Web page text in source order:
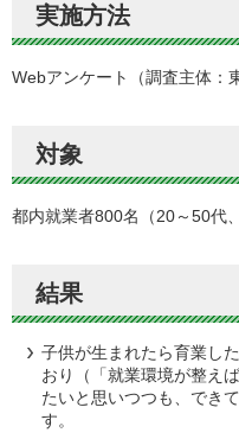
実施方法
Webアンケート（調査主体：
対象
都内就業者800名（20～50代
結果
子供が生まれたら育業し
おり（「就業環境が整え
たいと思いつつも、でき
す。